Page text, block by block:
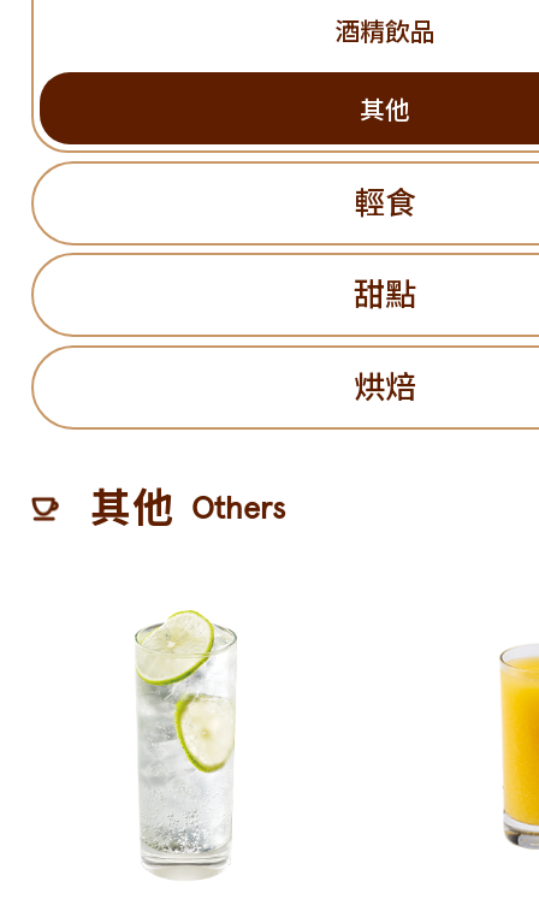
酒精飲品
其他
輕食
甜點
烘焙
其他 Others